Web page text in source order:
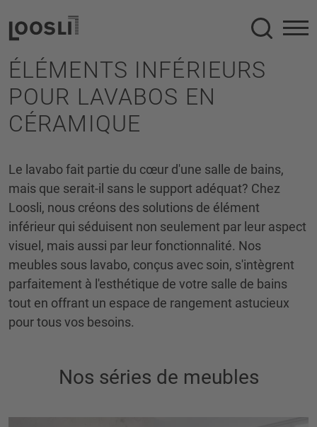
ÉLÉMENTS INFÉRIEURS
POUR LAVABOS EN
CÉRAMIQUE
Le lavabo fait partie du cœur d'une salle de bains,
mais que serait-il sans le support adéquat? Chez
Loosli, nous créons des solutions de élément
inférieur qui séduisent non seulement par leur aspect
visuel, mais aussi par leur fonctionnalité. Nos
meubles sous lavabo, conçus avec soin, s'intègrent
parfaitement à l'esthétique de votre salle de bains
tout en offrant un espace de rangement astucieux
pour tous vos besoins.
Nos séries de meubles